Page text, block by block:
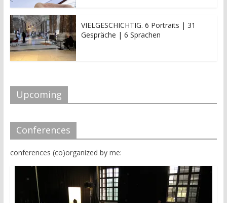
VIELGESCHICHTIG. 6 Portraits | 31
Gespräche | 6 Sprachen
Upcoming
Conferences
conferences (co)organized by me: